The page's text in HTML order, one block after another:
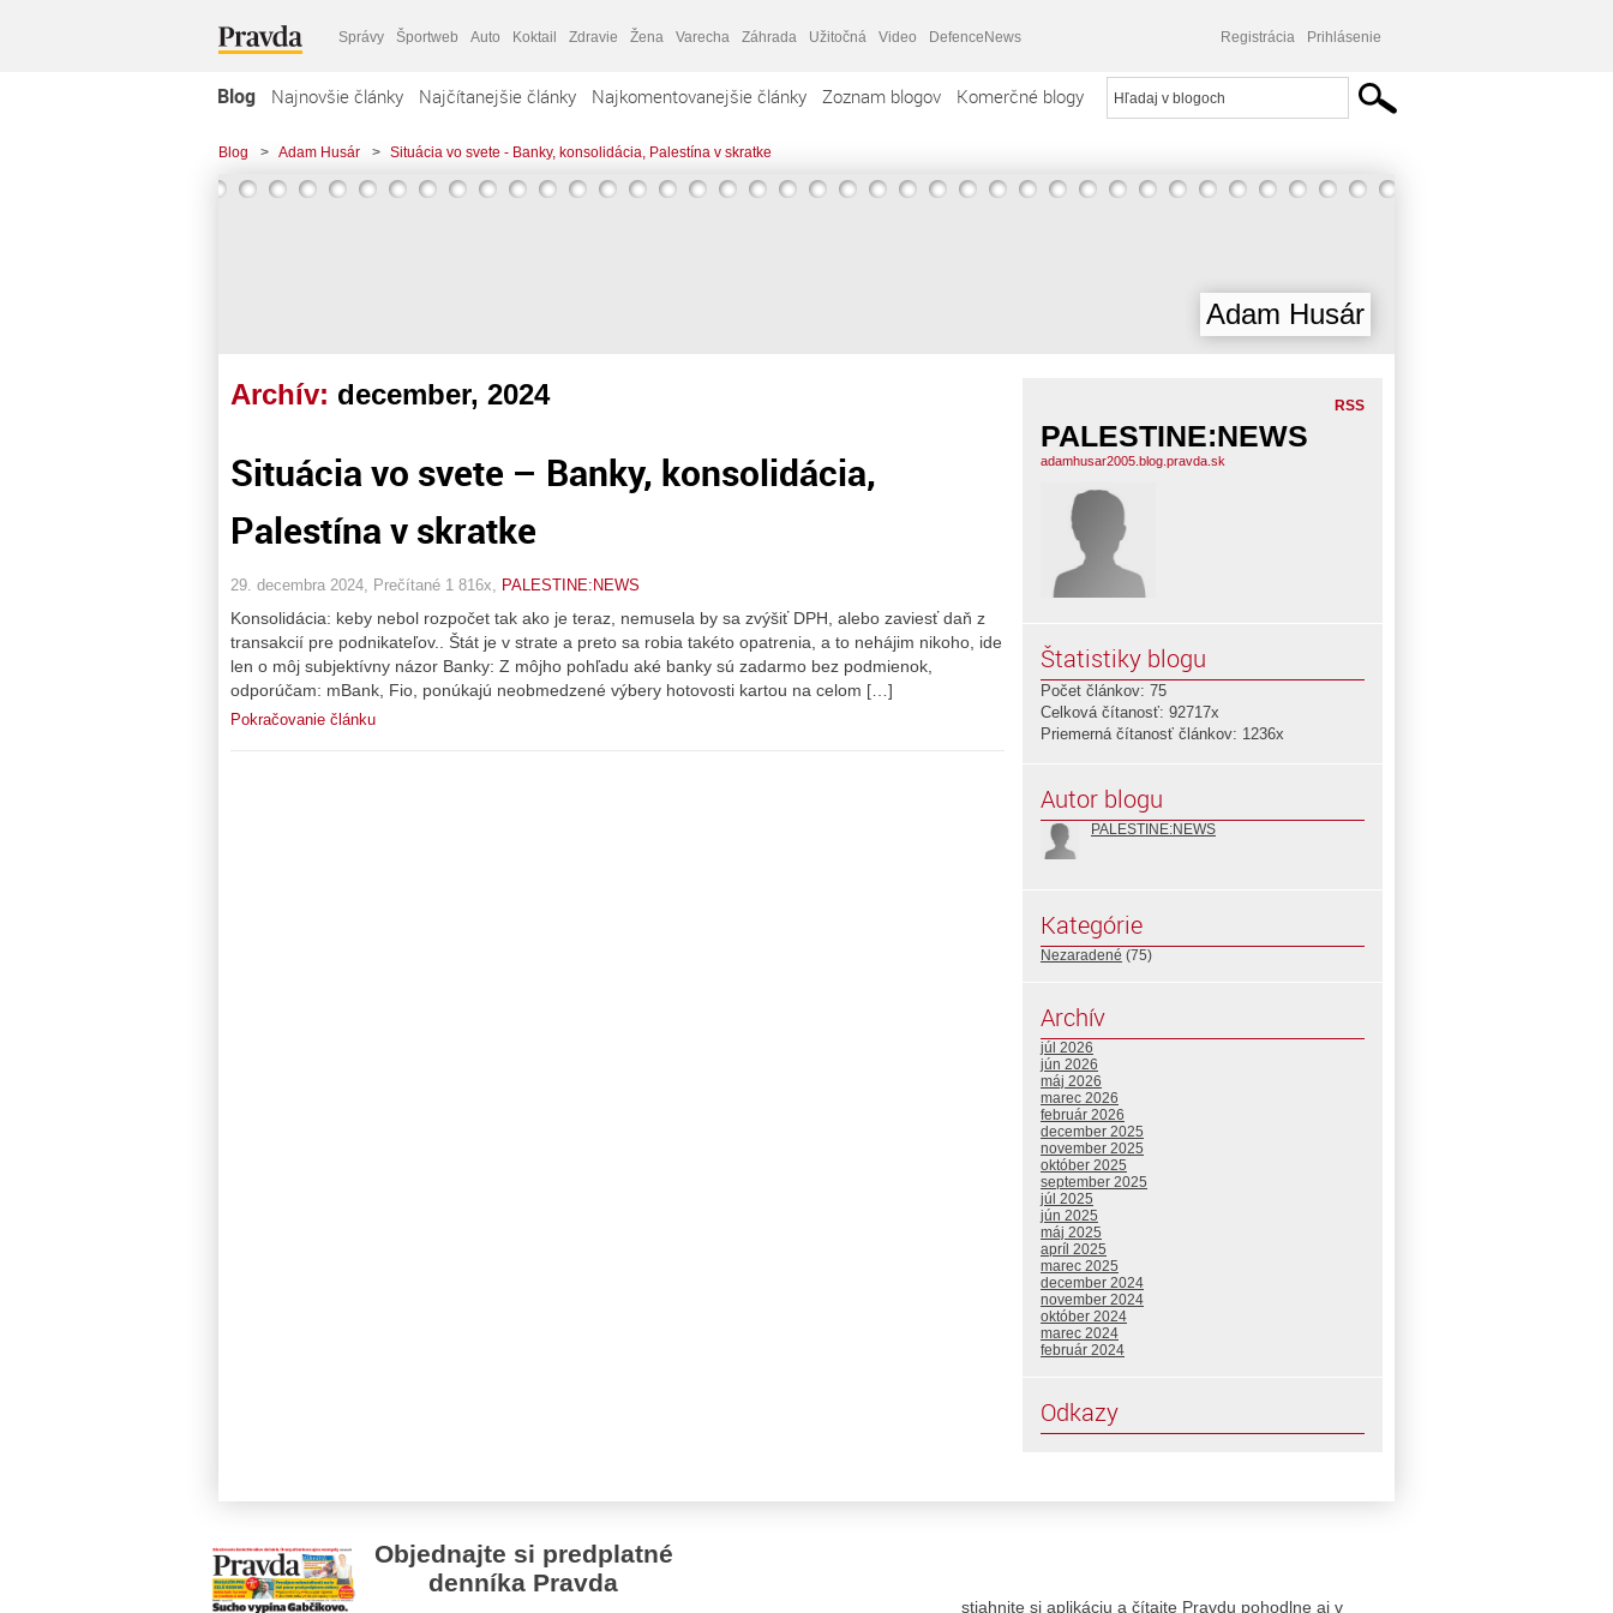
Správy Športweb Auto Koktail Zdravie Žena Varecha Záhrada Užitočná Video DefenceNews Registrácia Prihlásenie
Blog Najnovšie články Najčítanejšie články Najkomentovanejšie články Zoznam blogov Komerčné blogy
Blog > Adam Husár > Situácia vo svete - Banky, konsolidácia, Palestína v skratke
Adam Husár
Archív: december, 2024
Situácia vo svete – Banky, konsolidácia,
Palestína v skratke
29. decembra 2024, Prečítané 1 816x, PALESTINE:NEWS
Konsolidácia: keby nebol rozpočet tak ako je teraz, nemusela by sa zvýšiť DPH, alebo zaviesť daň z
transakcií pre podnikateľov.. Štát je v strate a preto sa robia takéto opatrenia, a to nehájim nikoho, ide
len o môj subjektívny názor Banky: Z môjho pohľadu aké banky sú zadarmo bez podmienok,
odporúčam: mBank, Fio, ponúkajú neobmedzené výbery hotovosti kartou na celom […]
Pokračovanie článku
RSS
PALESTINE:NEWS
adamhusar2005.blog.pravda.sk
Štatistiky blogu
Počet článkov: 75
Celková čítanosť: 92717x
Priemerná čítanosť článkov: 1236x
Autor blogu
PALESTINE:NEWS
Kategórie
Nezaradené (75)
Archív
júl 2026
jún 2026
máj 2026
marec 2026
február 2026
december 2025
november 2025
október 2025
september 2025
júl 2025
jún 2025
máj 2025
apríl 2025
marec 2025
december 2024
november 2024
október 2024
marec 2024
február 2024
Odkazy
Objednajte si predplatné
denníka Pravda
stiahnite si aplikáciu a čítajte Pravdu pohodlne aj v